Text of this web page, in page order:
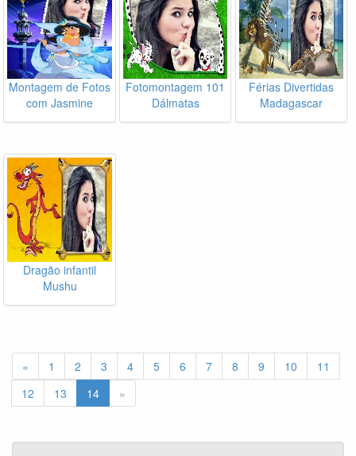
Montagem de Fotos
com Jasmine
Fotomontagem 101
Dálmatas
Férias Divertidas
Madagascar
Dragão infantil
Mushu
« 1 2 3 4 5 6 7 8 9 10
11
12
13 14 »